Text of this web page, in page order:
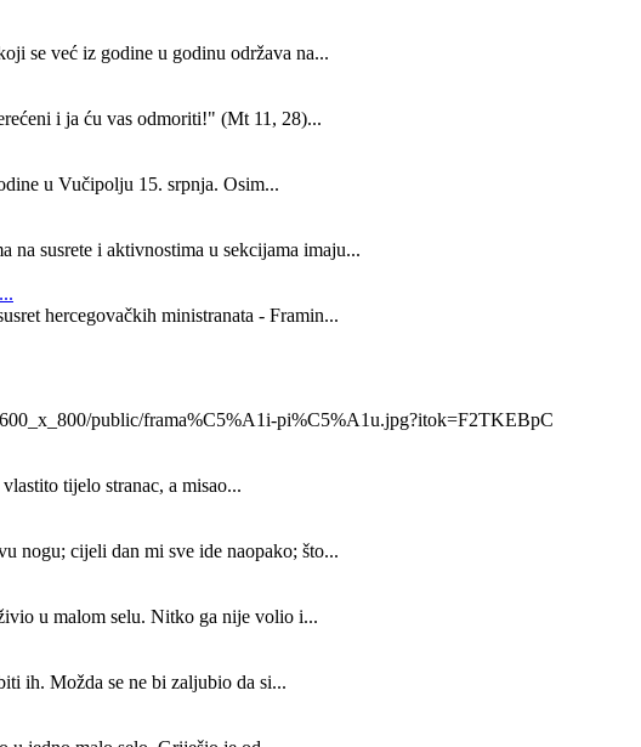
se već iz godine u godinu održava na...
i ja ću vas odmoriti!" (Mt 11, 28)...
u Vučipolju 15. srpnja. Osim...
na susrete i aktivnostima u sekcijama imaju...
hercegovačkih ministranata - Framin...
public/frama%C5%A1i-pi%C5%A1u.jpg?itok=F2TKEBpC
tijelo stranac, a misao...
nogu; cijeli dan mi sve ide naopako; što...
u malom selu. Nitko ga nije volio i...
ih. Možda se ne bi zaljubio da si...